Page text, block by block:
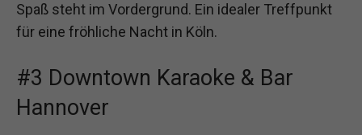
Spaß steht im Vordergrund. Ein idealer Treffpunkt
für eine fröhliche Nacht in Köln.
#3 Downtown Karaoke & Bar
Hannover